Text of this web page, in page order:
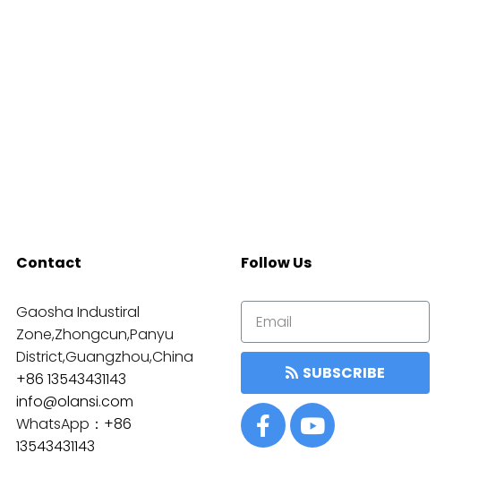
Contact
Gaosha Industiral
Zone,Zhongcun,Panyu
District,Guangzhou,China
+86 13543431143
info@olansi.com
WhatsApp： +86
13543431143
Follow Us
SUBSCRIBE